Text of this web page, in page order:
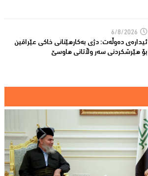
6/8/2026
ئیدارەى دەوڵەت: دژى بەکارهێنانى خاکی عێراقین
بۆ هێرشکردنى سەر وڵاتانی هاوسێ